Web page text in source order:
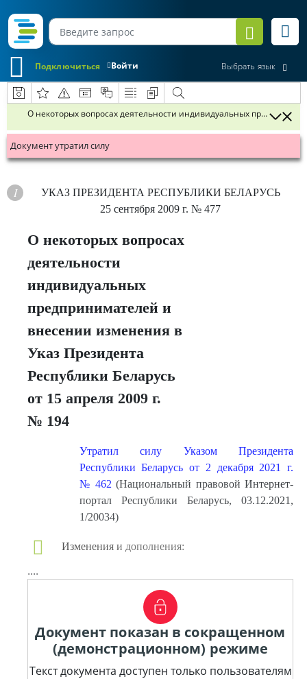
Войти
Подключиться Выбрать язык
О некоторых вопросах деятельности индивидуальных
Документ утратил силу
УКАЗ ПРЕЗИДЕНТА РЕСПУБЛИКИ БЕЛАРУСЬ
25 сентября 2009 г. № 477
О некоторых вопросах
деятельности
индивидуальных
предпринимателей и
внесении изменения в
Указ Президента
Республики Беларусь
от 15 апреля 2009 г.
№ 194
Утратил силу Указом Президента
Республики Беларусь от 2 декабря 2021 г.
№ 462 (Национальный правовой Интернет-
портал Республики Беларусь, 03.12.2021,
1/20034)
Изменения и дополнения:
....
Документ показан в сокращенном
(демонстрационном) режиме
Текст документа доступен только пользователям